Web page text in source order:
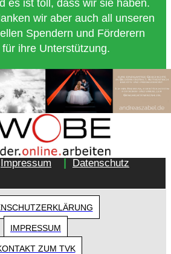
es ist toll, dass wir sie haben.
wir aber auch all unseren
Spendern und Förderern
für ihre Unterstützung.
1877 e.V. Essen-
Impressum | Datenschutz
IMPRESSUM
ZUM TVK